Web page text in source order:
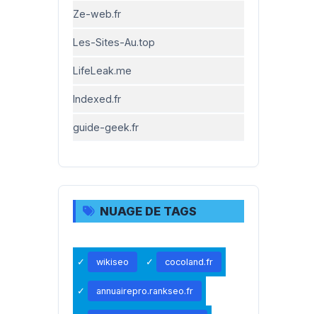
Ze-web.fr
Les-Sites-Au.top
LifeLeak.me
Indexed.fr
guide-geek.fr
NUAGE DE TAGS
wikiseo cocoland.fr
annuairepro.rankseo.fr